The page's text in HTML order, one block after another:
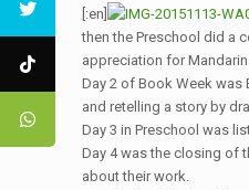
[:en]
then the Preschool did a
appreciation for
Day 2 of Book Week was
and retelling a story by
Day 3 in Preschool was
Day 4 was the closing of
about their work.